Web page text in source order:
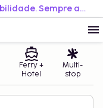
Reserve facilmente. Viaje com flexibilidade. Sempre ao melhor preço.
Ferry +
Hotel
Multi-
stop